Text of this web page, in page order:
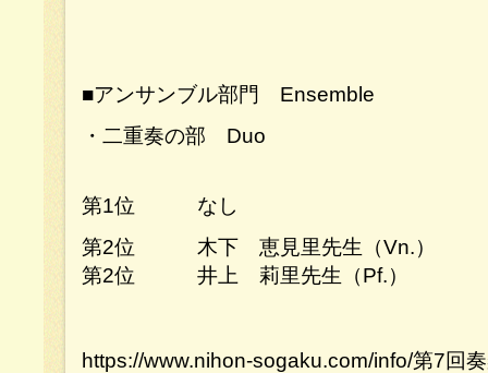
■アンサンブル部門 Ensemble
・二重奏の部 Duo
第1位 なし
第2位 木下 恵見里先生（Vn.）
第2位 井上 莉里先生（Pf.）
https://www.nihon-sogaku.com/info/第7回